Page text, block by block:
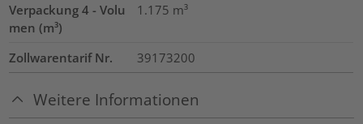
Verpackung 4 - Volu
men (m³)
1.175 m³
Zollwarentarif Nr. 39173200
Weitere Informationen